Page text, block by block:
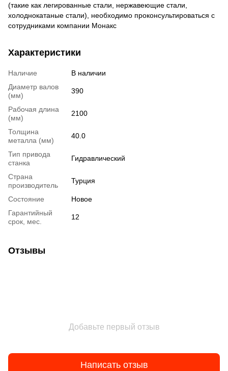
(такие как легированные стали, нержавеющие стали,
холоднокатаные стали), необходимо проконсультироваться с
сотрудниками компании Монакс
Характеристики
Наличие
В наличии
Диаметр валов
(мм)
390
Рабочая длина
(мм)
2100
Толщина
металла (мм)
40.0
Тип привода
станка
Гидравлический
Страна
производитель
Турция
Состояние
Hовое
Гарантийный
срок, мес.
12
Отзывы
Добавьте первый отзыв
Написать отзыв